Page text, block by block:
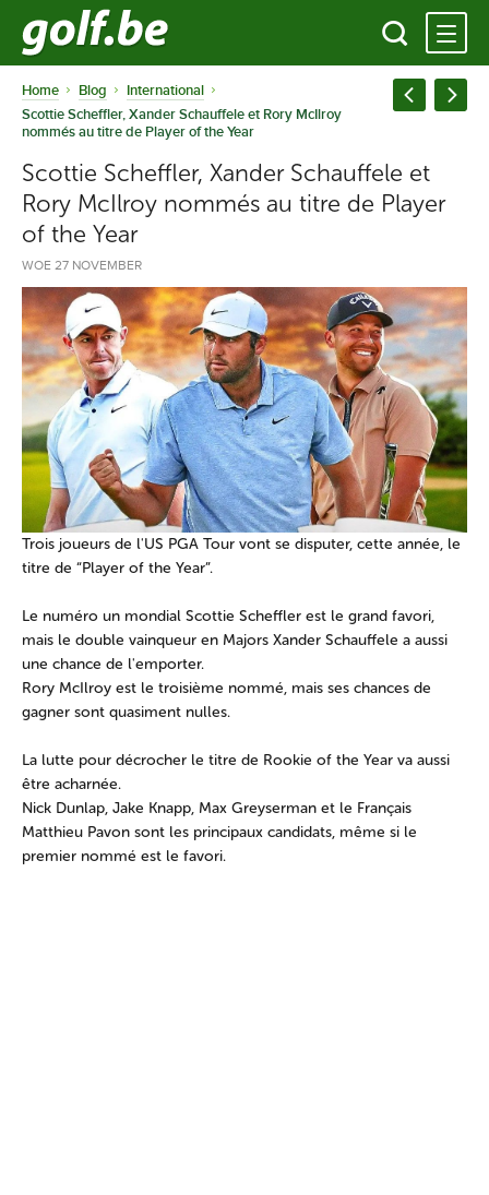
Home Blog
International
Scottie Scheffler, Xander Schauffele et Rory McIlroy
nommés au titre de Player of the Year
Scottie Scheffler, Xander Schauffele et
Rory McIlroy nommés au titre de Player
of the Year
WOE 27 NOVEMBER
Trois joueurs de l'US PGA Tour vont se disputer, cette année, le
titre de “Player of the Year”.
Le numéro un mondial Scottie Scheffler est le grand favori,
mais le double vainqueur en Majors Xander Schauffele a aussi
une chance de l'emporter.
Rory McIlroy est le troisième nommé, mais ses chances de
gagner sont quasiment nulles.
La lutte pour décrocher le titre de Rookie of the Year va aussi
être acharnée.
Nick Dunlap, Jake Knapp, Max Greyserman et le Français
Matthieu Pavon sont les principaux candidats, même si le
premier nommé est le favori.